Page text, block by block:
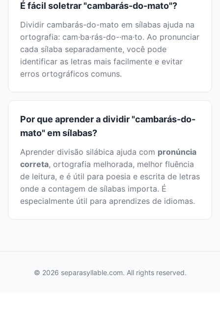
É fácil soletrar "cambarás-do-mato"?
Dividir cambarás-do-mato em sílabas ajuda na
ortografia: cam·ba·rás-do-·ma·to. Ao pronunciar
cada sílaba separadamente, você pode
identificar as letras mais facilmente e evitar
erros ortográficos comuns.
Por que aprender a dividir "cambarás-do-
mato" em sílabas?
Aprender divisão silábica ajuda com pronúncia
correta, ortografia melhorada, melhor fluência
de leitura, e é útil para poesia e escrita de letras
onde a contagem de sílabas importa. É
especialmente útil para aprendizes de idiomas.
© 2026 separasyllable.com. All rights reserved.